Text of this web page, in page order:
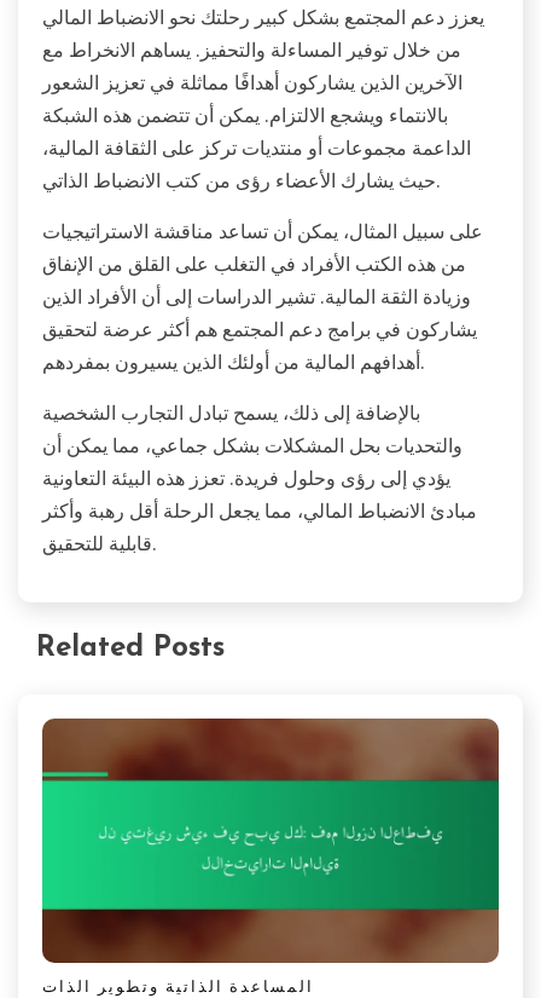
يعزز دعم المجتمع بشكل كبير رحلتك نحو الانضباط المالي
من خلال توفير المساءلة والتحفيز. يساهم الانخراط مع
الآخرين الذين يشاركون أهدافًا مماثلة في تعزيز الشعور
بالانتماء ويشجع الالتزام. يمكن أن تتضمن هذه الشبكة
الداعمة مجموعات أو منتديات تركز على الثقافة المالية،
حيث يشارك الأعضاء رؤى من كتب الانضباط الذاتي.
على سبيل المثال، يمكن أن تساعد مناقشة الاستراتيجيات
من هذه الكتب الأفراد في التغلب على القلق من الإنفاق
وزيادة الثقة المالية. تشير الدراسات إلى أن الأفراد الذين
يشاركون في برامج دعم المجتمع هم أكثر عرضة لتحقيق
أهدافهم المالية من أولئك الذين يسيرون بمفردهم.
بالإضافة إلى ذلك، يسمح تبادل التجارب الشخصية
والتحديات بحل المشكلات بشكل جماعي، مما يمكن أن
يؤدي إلى رؤى وحلول فريدة. تعزز هذه البيئة التعاونية
مبادئ الانضباط المالي، مما يجعل الرحلة أقل رهبة وأكثر
قابلية للتحقيق.
Related Posts
المساعدة الذاتية وتطوير الذات